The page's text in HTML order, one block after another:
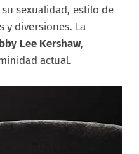
sexualidad, estilo de
y diversiones. La
Lee Kershaw,
actual.